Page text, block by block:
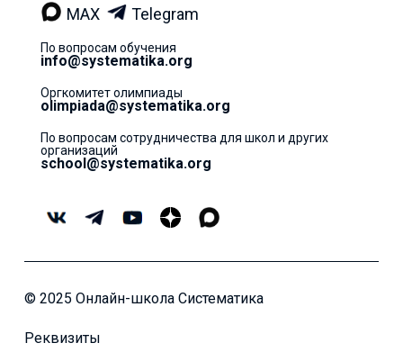
MAX Telegram
По вопросам обучения
info@systematika.org
Оргкомитет олимпиады
olimpiada@systematika.org
По вопросам сотрудничества для школ и других
организаций
school@systematika.org
© 2025 Онлайн-школа Систематика
Реквизиты